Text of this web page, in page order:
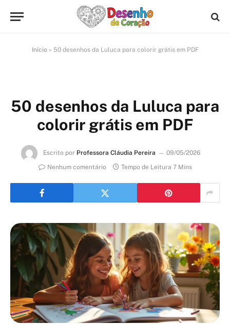
Início » 50 desenhos da Luluca para colorir grátis em PDF
50 desenhos da Luluca para
colorir grátis em PDF
Escrito por Professora Cláudia Pereira
09/05/2026
Nenhum comentário
Tempo de Leitura 7 Mins